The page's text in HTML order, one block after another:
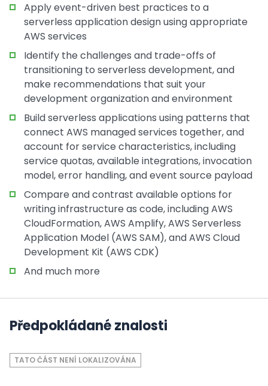
Apply event-driven best practices to a
serverless application design using appropriate
AWS services
Identify the challenges and trade-offs of
transitioning to serverless development, and
make recommendations that suit your
development organization and environment
Build serverless applications using patterns that
connect AWS managed services together, and
account for service characteristics, including
service quotas, available integrations, invocation
model, error handling, and event source payload
Compare and contrast available options for
writing infrastructure as code, including AWS
CloudFormation, AWS Amplify, AWS Serverless
Application Model (AWS SAM), and AWS Cloud
Development Kit (AWS CDK)
And much more
Předpokládané znalosti
TATO ČÁST NENÍ LOKALIZOVÁNA